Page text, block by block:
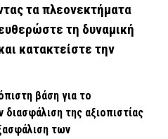
τα πλεονεκτήματα
τη δυναμική
κατακτείστε την
βάση για το
της αξιοπιστίας
των